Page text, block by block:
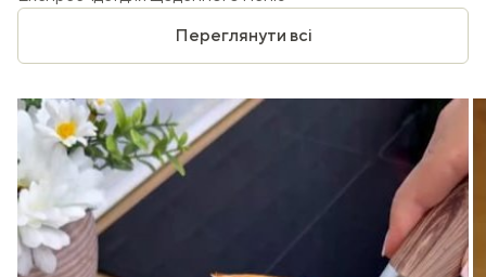
Переглянути всі